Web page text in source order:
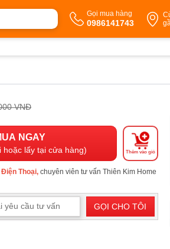
Gọi mua hàng
0986141743
VNĐ
NGAY
hoặc lấy tại cửa hàng) Thêm vào giỏ
Điện Thoại, chuyên viên tư vấn Thiên Kim Home
GỌI CHO TÔI